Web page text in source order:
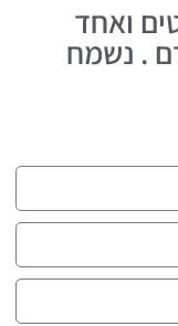
ואחד
. נשמח